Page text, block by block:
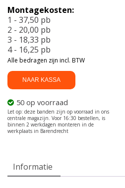
205/55
R16
91W
aantal
NAAR KASSA
50 op voorraad
Montagekosten:
1 - 37,50 pb
2 - 20,00 pb
3 - 18,33 pb
4 - 16,25 pb
Alle bedragen zijn incl. BTW
Informatie